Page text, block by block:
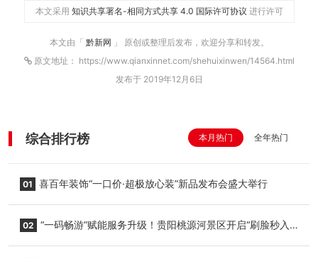
本文采用 知识共享署名-相同方式共享 4.0 国际许可协议 进行许可
本文由「 黔新网 」 原创或整理后发布，欢迎分享和转发。
原文地址： https://www.qianxinnet.com/shehuixinwen/14564.html
发布于 2019年12月6日
综合排行榜 本月热门 全年热门
01 喜百年装饰“一口价·超极放心装”新品发布会盛大举行
02 “一码畅游”赋能服务升级！贵阳桃源河景区开启“刷脸秒入